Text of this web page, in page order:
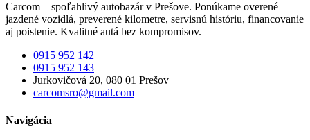
Carcom – spoľahlivý autobazár v Prešove. Ponúkame overené
jazdené vozidlá, preverené kilometre, servisnú históriu, financovanie
aj poistenie. Kvalitné autá bez kompromisov.
0915 952 142
0915 952 143
Jurkovičová 20, 080 01 Prešov
carcomsro@gmail.com
Navigácia